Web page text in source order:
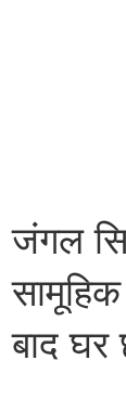
जंगल
बाद घर